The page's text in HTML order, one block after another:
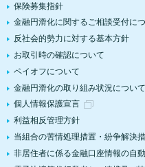
保険募集指針
金融円滑化に関するご相談受付に
反社会的勢力に対する基本方針
お取引時の確認について
ペイオフについて
金融円滑化の取り組み状況について
個人情報保護宣言
利益相反管理方針
当組合の苦情処理措置・紛争解決
非居住者に係る金融口座情報の自